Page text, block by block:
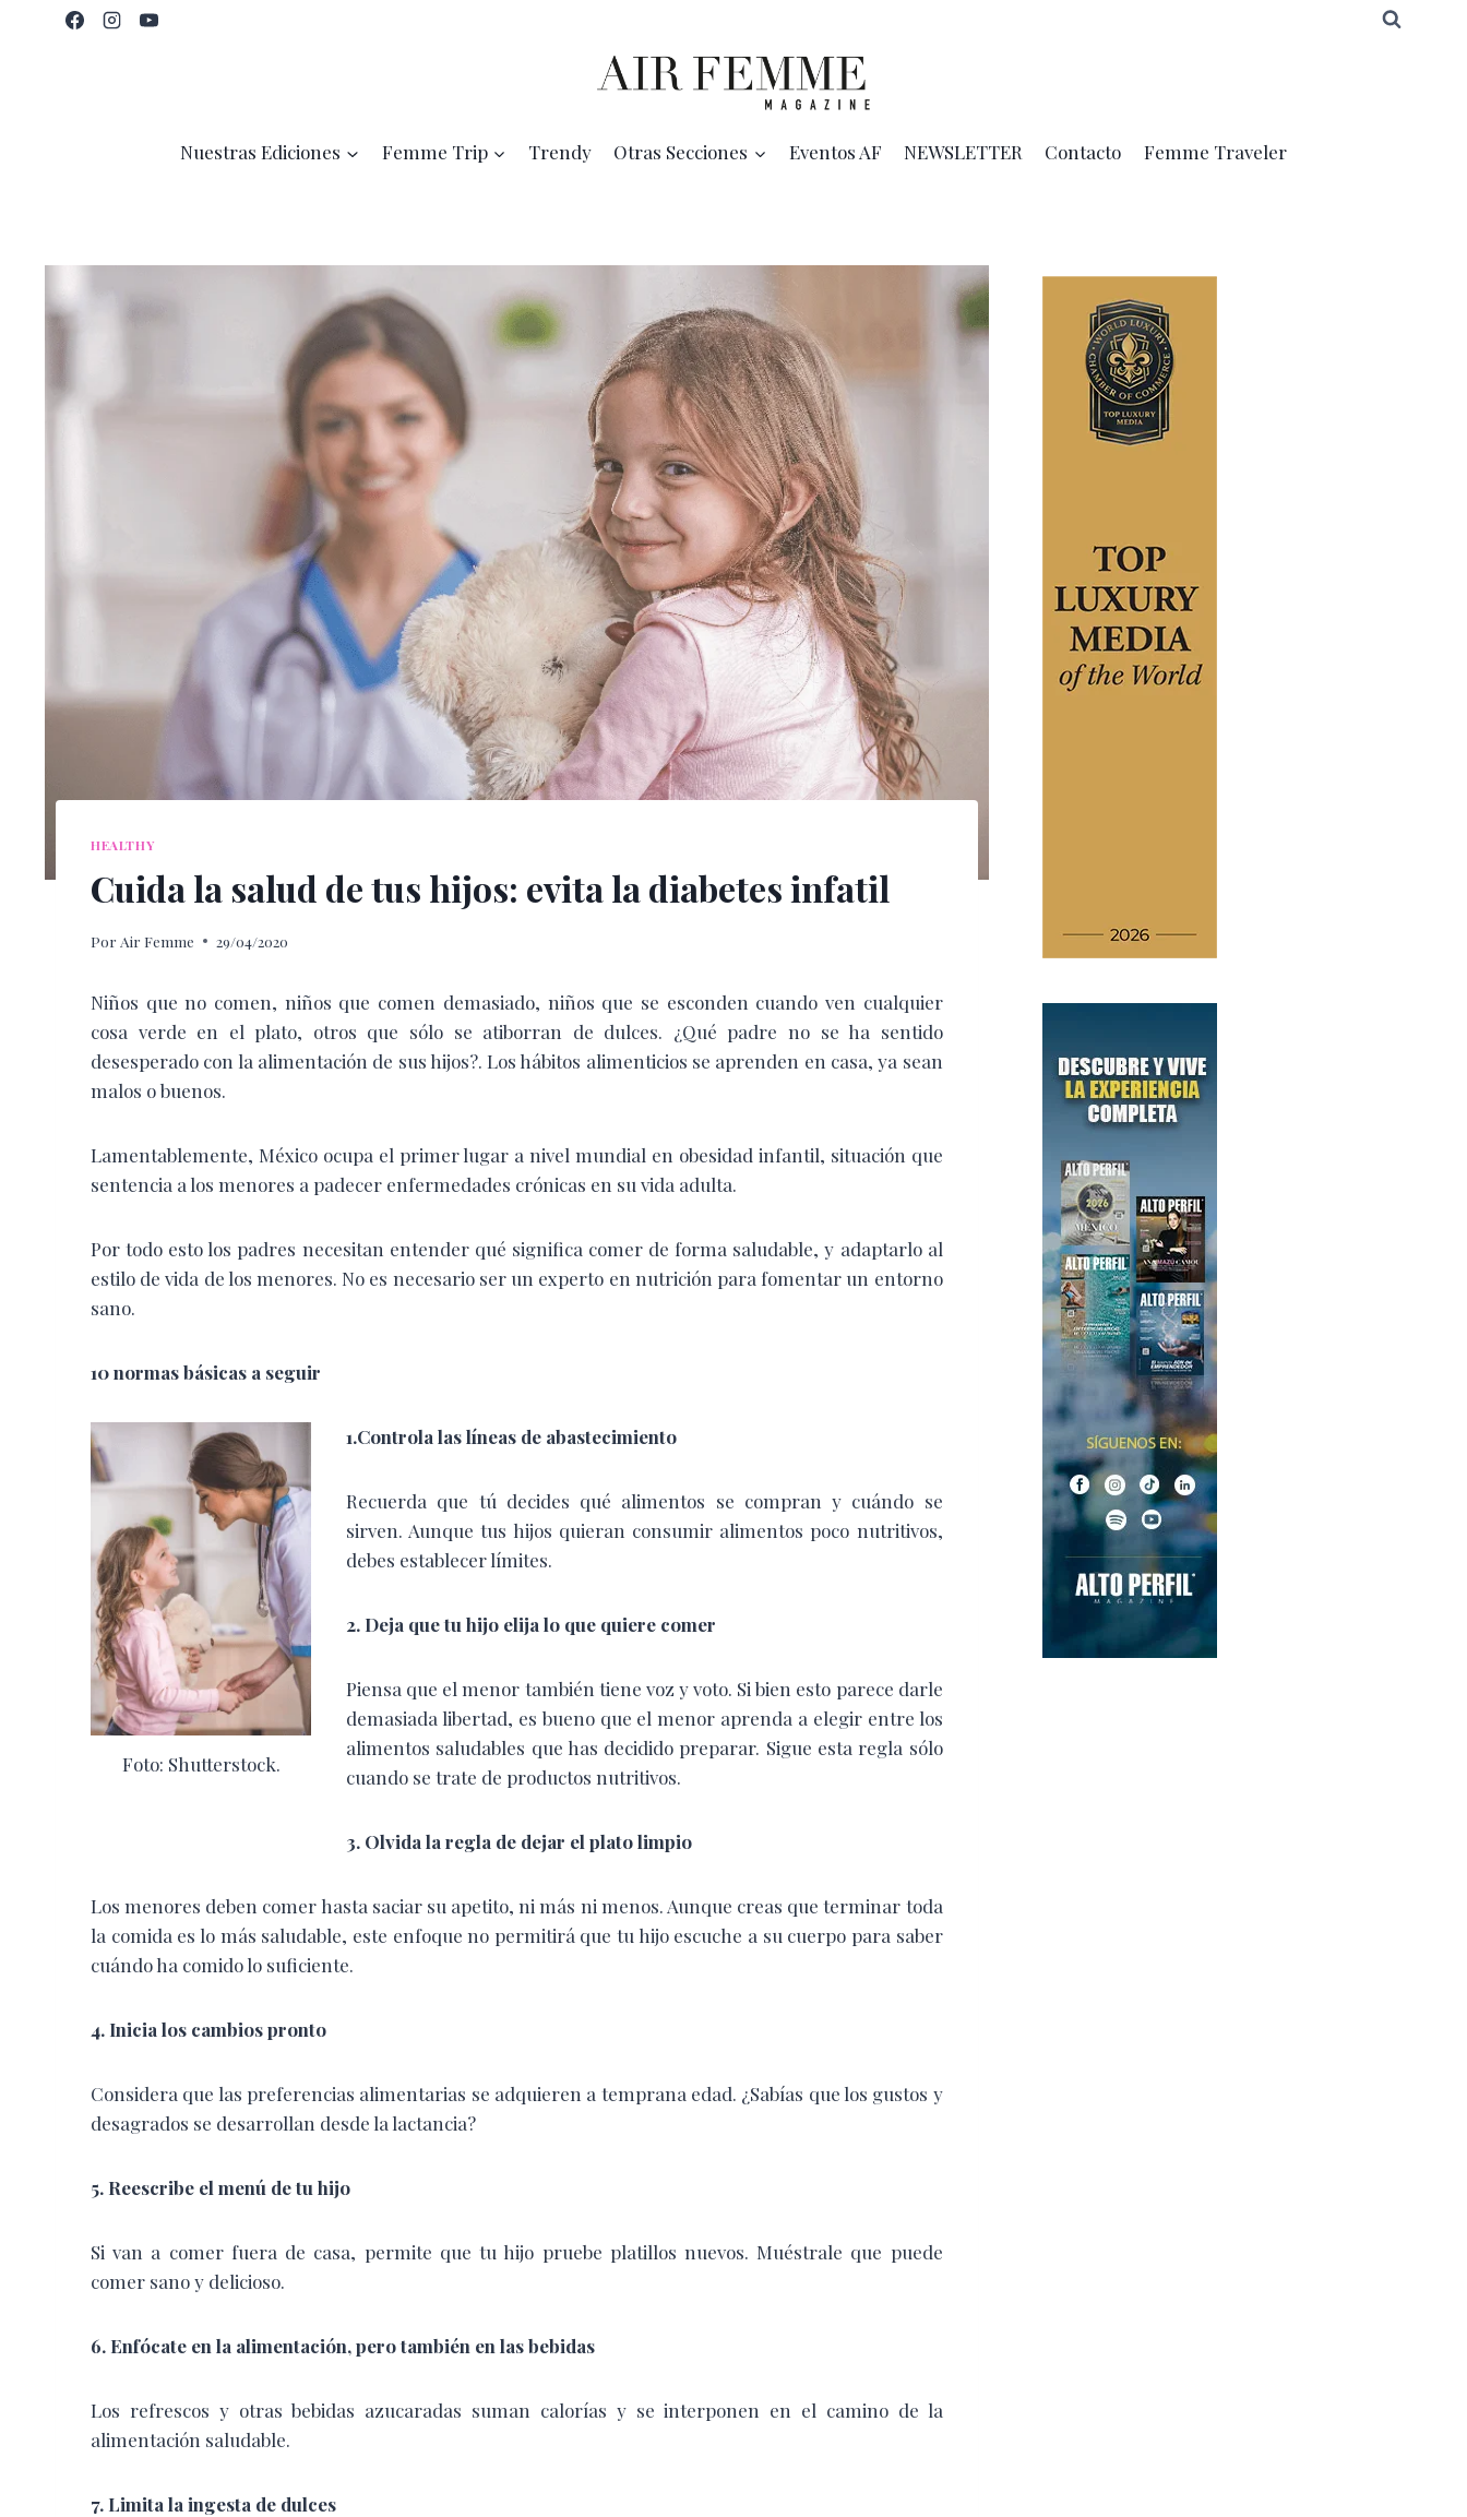
Nuestras Ediciones Femme Trip Trendy Otras Secciones Eventos AF NEWSLETTER Contacto Femme Traveler
HEALTHY
Cuida la salud de tus hijos: evita la diabetes infatil
Por Air Femme 29/04/2020
Niños que no comen, niños que comen demasiado, niños que se esconden cuando ven cualquier
cosa verde en el plato, otros que sólo se atiborran de dulces. ¿Qué padre no se ha sentido
desesperado con la alimentación de sus hijos?. Los hábitos alimenticios se aprenden en casa, ya sean
malos o buenos.
Lamentablemente, México ocupa el primer lugar a nivel mundial en obesidad infantil, situación que
sentencia a los menores a padecer enfermedades crónicas en su vida adulta.
Por todo esto los padres necesitan entender qué significa comer de forma saludable, y adaptarlo al
estilo de vida de los menores. No es necesario ser un experto en nutrición para fomentar un entorno
sano.
10 normas básicas a seguir
Foto: Shutterstock.
1.Controla las líneas de abastecimiento
Recuerda que tú decides qué alimentos se compran y cuándo se
sirven. Aunque tus hijos quieran consumir alimentos poco nutritivos,
debes establecer límites.
2. Deja que tu hijo elija lo que quiere comer
Piensa que el menor también tiene voz y voto. Si bien esto parece darle
demasiada libertad, es bueno que el menor aprenda a elegir entre los
alimentos saludables que has decidido preparar. Sigue esta regla sólo
cuando se trate de productos nutritivos.
3. Olvida la regla de dejar el plato limpio
Los menores deben comer hasta saciar su apetito, ni más ni menos. Aunque creas que terminar toda
la comida es lo más saludable, este enfoque no permitirá que tu hijo escuche a su cuerpo para saber
cuándo ha comido lo suficiente.
4. Inicia los cambios pronto
Considera que las preferencias alimentarias se adquieren a temprana edad. ¿Sabías que los gustos y
desagrados se desarrollan desde la lactancia?
5. Reescribe el menú de tu hijo
Si van a comer fuera de casa, permite que tu hijo pruebe platillos nuevos. Muéstrale que puede
comer sano y delicioso.
6. Enfócate en la alimentación, pero también en las bebidas
Los refrescos y otras bebidas azucaradas suman calorías y se interponen en el camino de la
alimentación saludable.
7. Limita la ingesta de dulces